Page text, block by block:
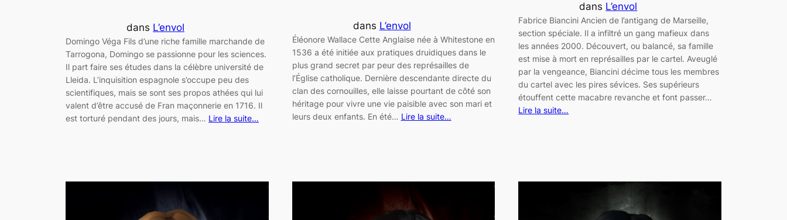
dans L’envol
Domingo Véga Fils d’une riche famille marchande de
Tarrogona, Domingo se passionne pour les sciences.
Il part faire ses études dans la célèbre université de
Lleida. L’inquisition espagnole s’occupe peu des
scientifiques, mais se sont ses propos athées qui lui
valent d’être accusé de Fran maçonnerie en 1716. Il
est torturé pendant des jours, mais… Lire la suite…
dans L’envol
Éléonore Wallace Cette Anglaise née à Whitestone en
1536 a été initiée aux pratiques druidiques dans le
plus grand secret par peur des représailles de
l’Église catholique. Dernière descendante directe du
clan des cornouilles, elle laisse pourtant de côté son
héritage pour vivre une vie paisible avec son mari et
leurs deux enfants. En été… Lire la suite…
dans L’envol
Fabrice Biancini Ancien de l’antigang de Marseille,
section spéciale. Il a infiltré un gang mafieux dans
les années 2000. Découvert, ou balancé, sa famille
est mise à mort en représailles par le cartel. Aveuglé
par la vengeance, Biancini décime tous les membres
du cartel avec les pires sévices. Ses supérieurs
étouffent cette macabre revanche et font passer…
Lire la suite…